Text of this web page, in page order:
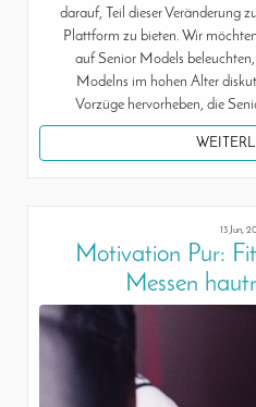
darauf, Teil dieser Veränderung
Plattform zu bieten. Wir
auf Senior Models
Modelns im hohen Alter
Vorzüge hervorheben, die
13 Jun,
Motivation Pur:
Messen